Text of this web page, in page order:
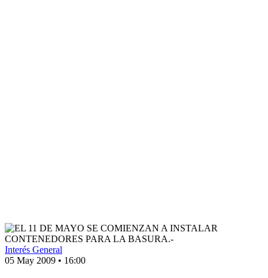
Interés General
05 May 2009 • 16:00